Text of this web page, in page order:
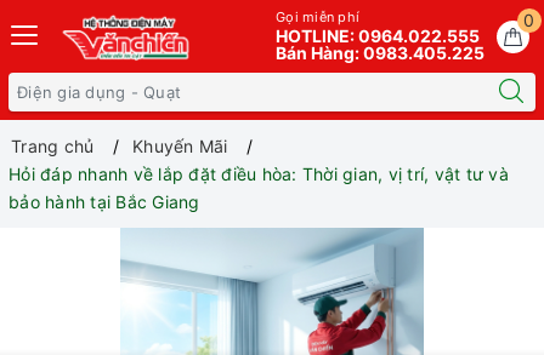
0
Gọi miễn phí
HOTLINE: 0964.022.555
Bán Hàng: 0983.405.225
Trang chủ
Khuyến Mãi
Hỏi đáp nhanh về lắp đặt điều hòa: Thời gian, vị trí, vật tư và
bảo hành tại Bắc Giang